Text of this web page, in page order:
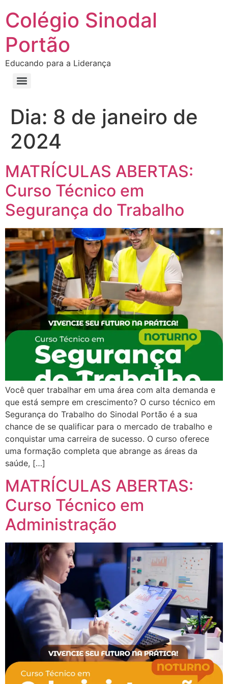
Colégio Sinodal
Portão
Educando para a Liderança
Dia: 8 de janeiro de
2024
MATRÍCULAS ABERTAS:
Curso Técnico em
Segurança do Trabalho
Você quer trabalhar em uma área com alta demanda e
que está sempre em crescimento? O curso técnico em
Segurança do Trabalho do Sinodal Portão é a sua
chance de se qualificar para o mercado de trabalho e
conquistar uma carreira de sucesso. O curso oferece
uma formação completa que abrange as áreas da
saúde, […]
MATRÍCULAS ABERTAS:
Curso Técnico em
Administração